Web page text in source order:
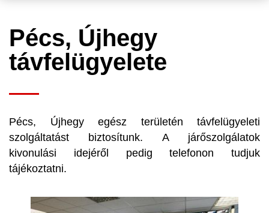
Pécs, Újhegy
távfelügyelete
Pécs, Újhegy egész területén távfelügyeleti
szolgáltatást biztosítunk. A járőszolgálatok
kivonulási idejéről pedig telefonon tudjuk
tájékoztatni.